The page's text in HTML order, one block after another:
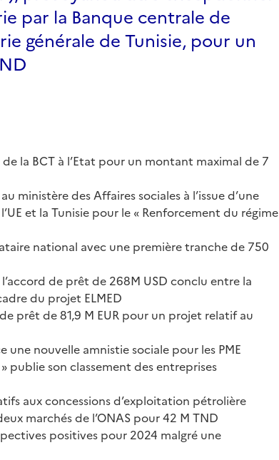
par la Banque centrale de
générale de Tunisie, pour un
la BCT à l’Etat pour un montant maximal de 7
ministère des Affaires sociales à l’issue d’une
et la Tunisie pour le « Renforcement du régime
national avec une première tranche de 750
de prêt de 268M USD conclu entre la
du projet ELMED
prêt de 81,9 M EUR pour un projet relatif au
une nouvelle amnistie sociale pour les PME
publie son classement des entreprises
aux concessions d’exploitation pétrolière
marchés de l’ONAS pour 42 M TND
positives pour 2024 malgré une